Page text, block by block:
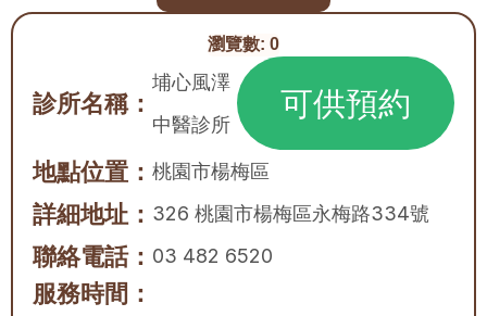
瀏覽數: 0
診所名稱：
埔心風澤
中醫診所
可供預約
地點位置： 桃園市楊梅區
詳細地址： 326 桃園市楊梅區永梅路334號
聯絡電話： 03 482 6520
服務時間：